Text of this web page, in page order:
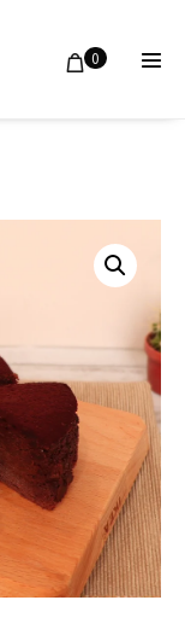
Shopping
0Items
in